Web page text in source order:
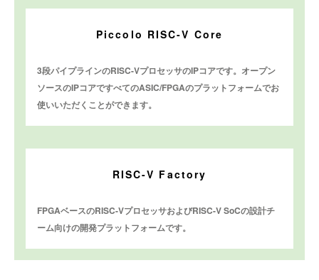
Piccolo RISC-V Core
3段パイプラインのRISC-VプロセッサのIPコアです。オープン
ソースのIPコアですべてのASIC/FPGAのプラットフォームでお
使いいただくことができます。
RISC-V Factory
FPGAベースのRISC-VプロセッサおよびRISC-V SoCの設計チ
ーム向けの開発プラットフォームです。